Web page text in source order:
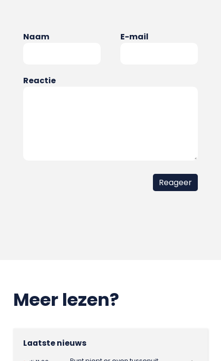
Naam E-mail
Reactie
Meer lezen?
Laatste nieuws